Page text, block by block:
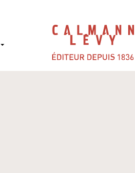
arrow_drop_down